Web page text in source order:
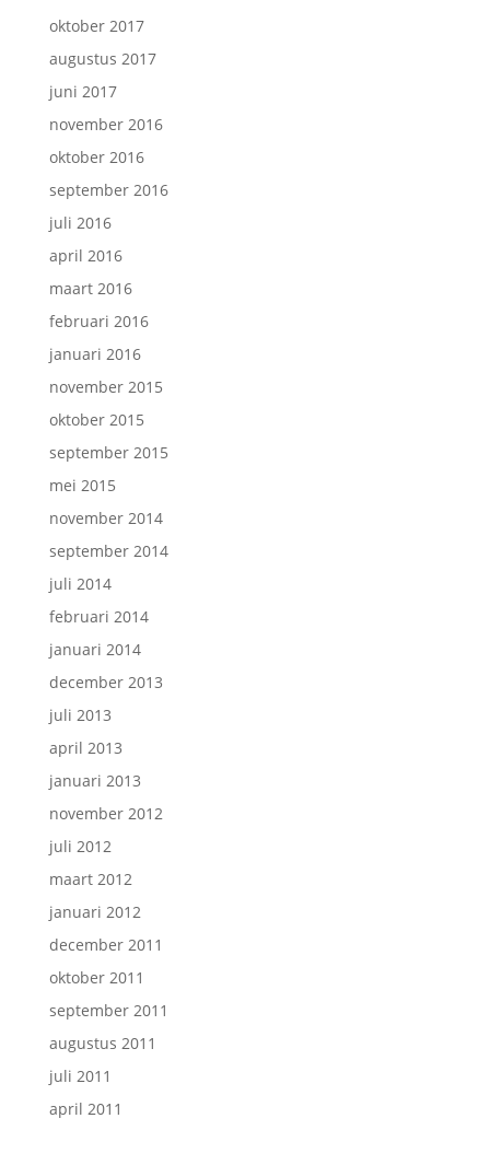
oktober 2017
augustus 2017
juni 2017
november 2016
oktober 2016
september 2016
juli 2016
april 2016
maart 2016
februari 2016
januari 2016
november 2015
oktober 2015
september 2015
mei 2015
november 2014
september 2014
juli 2014
februari 2014
januari 2014
december 2013
juli 2013
april 2013
januari 2013
november 2012
juli 2012
maart 2012
januari 2012
december 2011
oktober 2011
september 2011
augustus 2011
juli 2011
april 2011